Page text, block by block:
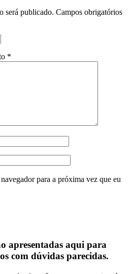
será publicado. Campos obrigatórios
*
para a próxima vez que eu
apresentadas aqui para
com dúvidas parecidas.